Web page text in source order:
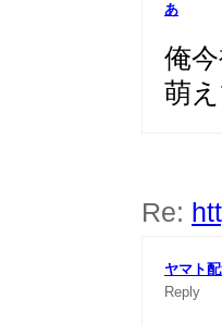
あ
俺今
萌
Re:
ヤマト
Reply